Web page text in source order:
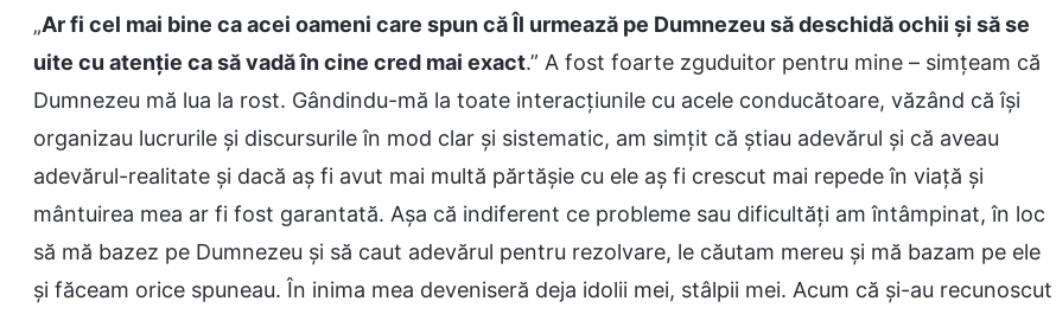
„Ar fi cel mai bine ca acei oameni care spun că Îl urmează pe Dumnezeu să deschidă ochii și să se
uite cu atenție ca să vadă în cine cred mai exact.” A fost foarte zguduitor pentru mine – simțeam că
Dumnezeu mă lua la rost. Gândindu-mă la toate interacțiunile cu acele conducătoare, văzând că își
organizau lucrurile și discursurile în mod clar și sistematic, am simțit că știau adevărul și că aveau
adevărul-realitate și dacă aș fi avut mai multă părtășie cu ele aș fi crescut mai repede în viață și
mântuirea mea ar fi fost garantată. Așa că indiferent ce probleme sau dificultăți am întâmpinat, în loc
să mă bazez pe Dumnezeu și să caut adevărul pentru rezolvare, le căutam mereu și mă bazam pe ele
și făceam orice spuneau. În inima mea deveniseră deja idolii mei, stâlpii mei. Acum că și-au recunoscut